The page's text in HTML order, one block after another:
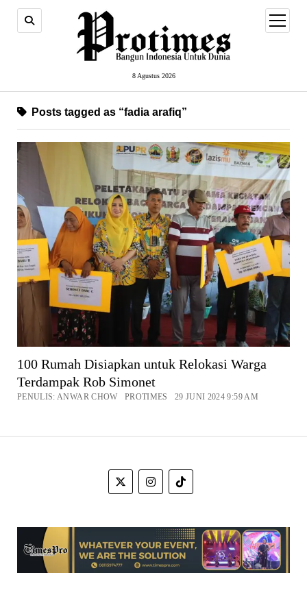
8 Agustus 2026
open
menu
Posts tagged as “fadia arafiq”
100 Rumah Disiapkan untuk Relokasi Warga
Terdampak Rob Simonet
PENULIS: ANWAR CHOW PROTIMES 29 JUNI 2024 9:59 AM